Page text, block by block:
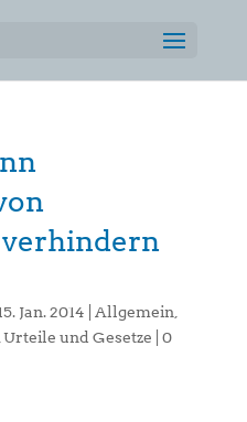
Jan. 2014 Allgemein
Urteile und Gesetze
0